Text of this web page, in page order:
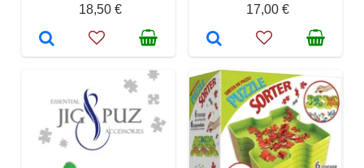
18,50 €
17,00 €